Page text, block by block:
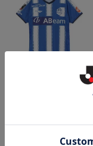
26/27オーセンティックユ
ニフォーム半袖（FP1st）
トピックス